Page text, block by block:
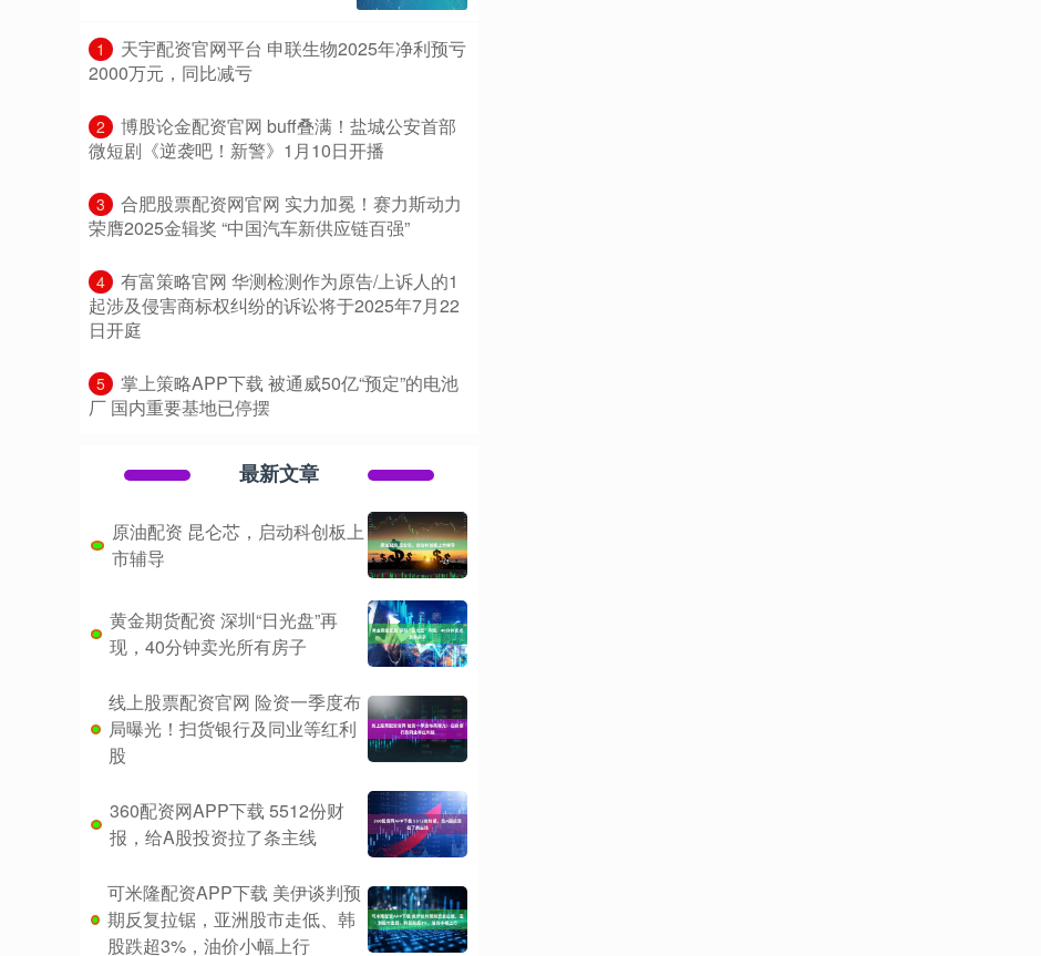
1
​天宇配资官网平台 申联生物2025年净利预亏
2000万元，同比减亏
2
​博股论金配资官网 buff叠满！盐城公安首部
微短剧《逆袭吧！新警》1月10日开播
3
​合肥股票配资网官网 实力加冕！赛力斯动力
荣膺2025金辑奖 “中国汽车新供应链百强”
4
​有富策略官网 华测检测作为原告/上诉人的1
起涉及侵害商标权纠纷的诉讼将于2025年7月22
日开庭
5
​掌上策略APP下载 被通威50亿“预定”的电池
厂 国内重要基地已停摆
最新文章
原油配资 昆仑芯，启动科创板上
市辅导
黄金期货配资 深圳“日光盘”再
现，40分钟卖光所有房子
线上股票配资官网 险资一季度布
局曝光！扫货银行及同业等红利
股
360配资网APP下载 5512份财
报，给A股投资拉了条主线
可米隆配资APP下载 美伊谈判预
期反复拉锯，亚洲股市走低、韩
股跌超3%，油价小幅上行